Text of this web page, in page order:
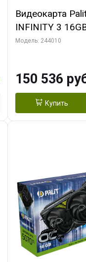
Видеокарта
INFINITY 3
3xDP HDMI
Модель: 244010
150 536
Купить